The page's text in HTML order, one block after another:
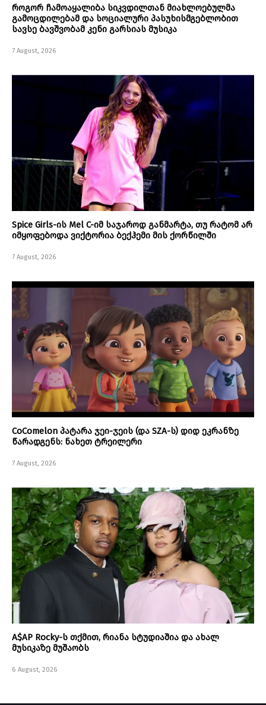
როგორ ჩამოაყალიბა სიკვდილთან მიახლოებულმა
გამოცდილებამ და სოციალური პასუხისმგებლობით
სავსე ბავშვობამ კენი გარსიას მუსიკა
7 August, 2026
Spice Girls-ის Mel C-იმ საჯაროდ განმარტა, თუ რატომ არ
იმყოფებოდა ვიქტორია ბექჰემი მის ქორწილში
7 August, 2026
CoComelon პატარა ჯეი-ჯეის (და SZA-ს) დიდ ეკრანზე
წარადგენს: ნახეთ ტრეილერი
7 August, 2026
A$AP Rocky-ს თქმით, რიანა სტუდიაშია და ახალ
მუსიკაზე მუშაობს
6 August, 2026